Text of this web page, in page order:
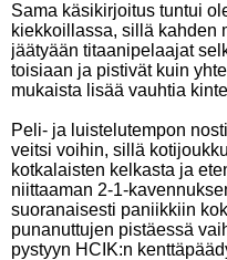
Sama käsikirjoitus tuntui
kiekkoillassa, sillä kahden
jäätyään titaanipelaajat
toisiaan ja pistivät kuin
mukaista lisää vauhtia
Peli- ja luistelutempon
veitsi voihin, sillä
kotkalaisten kelkasta ja
niittaaman 2-1-
suoranaisesti paniikkiin
punanuttujen pistäessä
pystyyn HCIK:n